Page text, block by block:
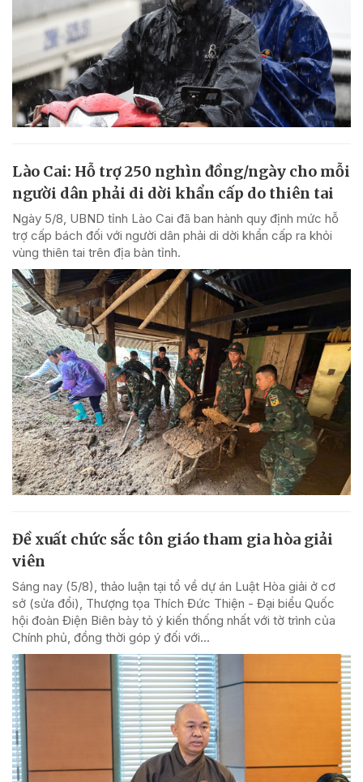
Lào Cai: Hỗ trợ 250 nghìn đồng/ngày cho mỗi
người dân phải di dời khẩn cấp do thiên tai
Ngày 5/8, UBND tỉnh Lào Cai đã ban hành quy định mức hỗ
trợ cấp bách đối với người dân phải di dời khẩn cấp ra khỏi
vùng thiên tai trên địa bàn tỉnh.
Đề xuất chức sắc tôn giáo tham gia hòa giải
viên
Sáng nay (5/8), thảo luận tại tổ về dự án Luật Hòa giải ở cơ
sở (sửa đổi), Thượng tọa Thích Đức Thiện - Đại biểu Quốc
hội đoàn Điện Biên bày tỏ ý kiến thống nhất với tờ trình của
Chính phủ, đồng thời góp ý đối với...